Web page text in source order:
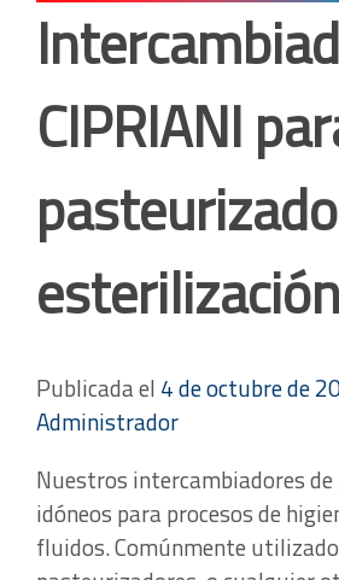
CIPRIANI
esterilización
Publicada el 4 de octubre de
Administrador
Nuestros intercambiadores de
idóneos para procesos de
fluidos. Comúnmente